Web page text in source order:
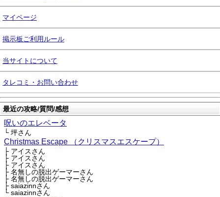
マイページ
掲示板ご利用ルール
当サイトについて
タレコミ・お問い合わせ
最近の攻略/質問/感想
呪いのエレベータ
└ 坪さん
Christmas Escape （クリスマスエスケープ）
├ アイスさん
├ アイスさん
├ アイスさん
├ 名無しの脱出ゲーマーさん
├ 名無しの脱出ゲーマーさん
├ saiazinnさん
└ saiazinnさん